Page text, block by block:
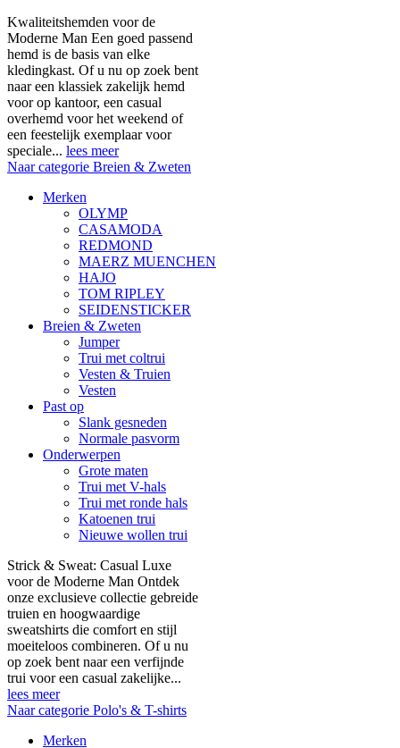
Kwaliteitshemden voor de
Moderne Man Een goed passend
hemd is de basis van elke
kledingkast. Of u nu op zoek bent
naar een klassiek zakelijk hemd
voor op kantoor, een casual
overhemd voor het weekend of
een feestelijk exemplaar voor
speciale... lees meer
Naar categorie Breien & Zweten
Merken
OLYMP
CASAMODA
REDMOND
MAERZ MUENCHEN
HAJO
TOM RIPLEY
SEIDENSTICKER
Breien & Zweten
Jumper
Trui met coltrui
Vesten & Truien
Vesten
Past op
Slank gesneden
Normale pasvorm
Onderwerpen
Grote maten
Trui met V-hals
Trui met ronde hals
Katoenen trui
Nieuwe wollen trui
Strick & Sweat: Casual Luxe
voor de Moderne Man Ontdek
onze exclusieve collectie gebreide
truien en hoogwaardige
sweatshirts die comfort en stijl
moeiteloos combineren. Of u nu
op zoek bent naar een verfijnde
trui voor een casual zakelijke...
lees meer
Naar categorie Polo's & T-shirts
Merken